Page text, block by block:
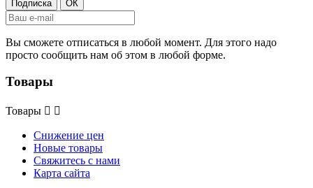
Вы сможете отписаться в любой момент. Для этого надо
просто сообщить нам об этом в любой форме.
Товары
Товары  
Снижение цен
Новые товары
Свяжитесь с нами
Карта сайта